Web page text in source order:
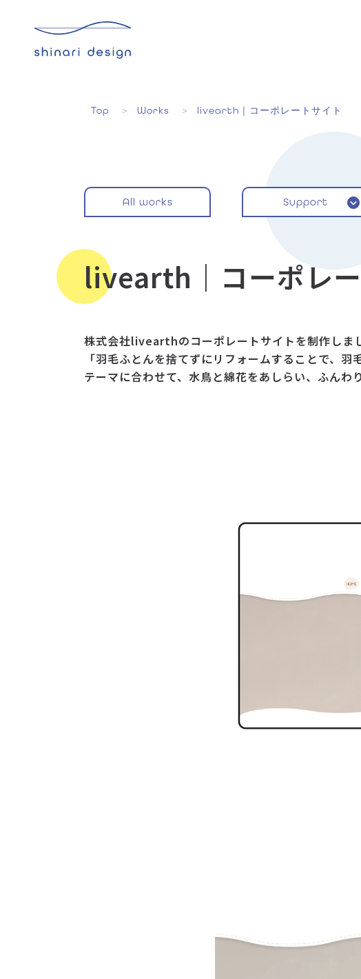
Top Works livearth｜コーポレートサイト
All works Support
livearth｜コーポレ
株式会社livearthのコーポレートサイトを制作しま
「羽毛ふとんを捨てずにリフォームすることで、
テーマに合わせて、水鳥と綿花をあしらい、ふんわ